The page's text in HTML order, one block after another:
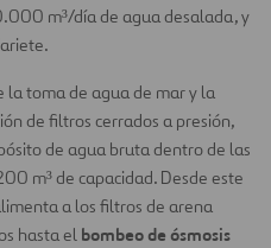
m³/día de agua desalada, y
toma de agua de mar y la
de filtros cerrados a presión,
de agua bruta dentro de las
m³ de capacidad. Desde este
a los filtros de arena
hasta el bombeo de ósmosis